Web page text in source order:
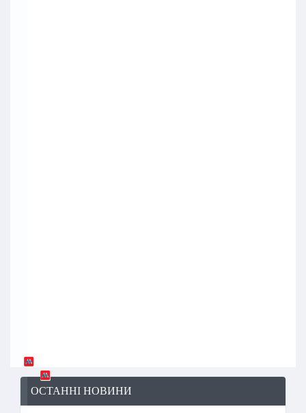
ОСТАННІ НОВИНИ